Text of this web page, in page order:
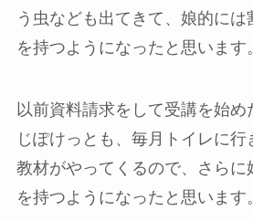
う虫なども出てきて、娘的に
を持つようになったと思います。
以前資料請求をして受講を始
じぽけっとも、毎月トイレに
教材がやってくるので、さらに
を持つようになったと思います。